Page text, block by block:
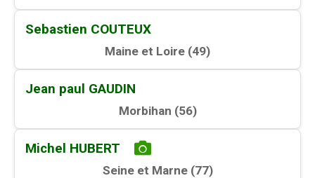
Sebastien COUTEUX
Maine et Loire (49)
Jean paul GAUDIN
Morbihan (56)
Michel HUBERT
Seine et Marne (77)